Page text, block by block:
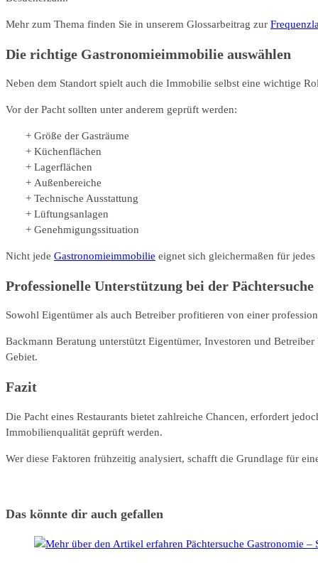
Mehr zum Thema finden Sie in unserem Glossarbeitrag zur
Die richtige Gastronomieimmobilie auswählen
Neben dem Standort spielt auch die Immobilie selbst eine wichtige
Vor der Pacht sollten unter anderem geprüft werden:
Größe der Gasträume
Küchenflächen
Lagerflächen
Außenbereiche
Technische Ausstattung
Lüftungsanlagen
Genehmigungssituation
Nicht jede Gastronomieimmobilie eignet sich gleichermaßen für
Professionelle Unterstützung bei der Pächtersuche
Sowohl Eigentümer als auch Betreiber profitieren von einer
Backmann Beratung unterstützt Eigentümer, Investoren und
Gebiet.
Fazit
Die Pacht eines Restaurants bietet zahlreiche Chancen, erfordert
Immobilienqualität geprüft werden.
Wer diese Faktoren frühzeitig analysiert, schafft die Grundlage für
Das könnte dir auch gefallen